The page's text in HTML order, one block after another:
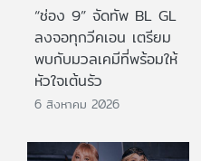
“ช่อง 9” จัดทัพ BL GL
ลงจอทุกวีคเอน เตรียม
พบกับมวลเคมีที่พร้อมให้
หัวใจเต้นรัว
6 สิงหาคม 2026